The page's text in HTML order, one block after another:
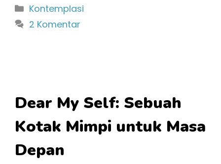
Kategori
Kontemplasi
2 Komentar
Dear My Self: Sebuah
Kotak Mimpi untuk Masa
Depan